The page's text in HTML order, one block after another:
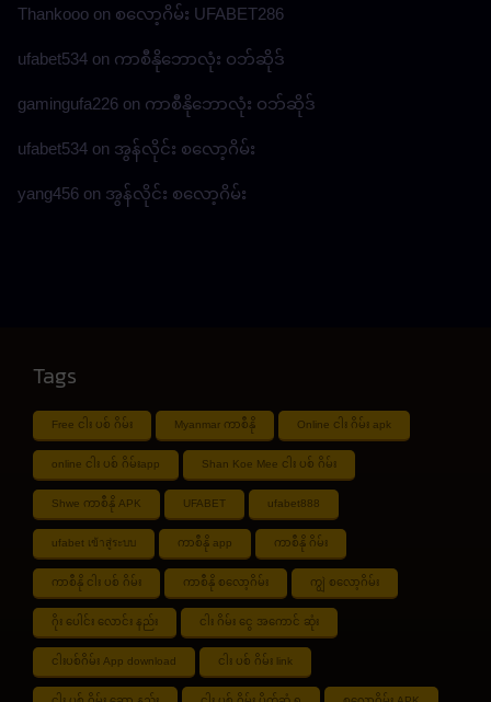
Thankooo on စလော့ဂိမ်း UFABET286
ufabet534 on ကာစီနိုဘောလုံး ဝဘ်ဆိုဒ်
gamingufa226 on ကာစီနိုဘောလုံး ဝဘ်ဆိုဒ်
ufabet534 on အွန်လိုင်း စလော့ဂိမ်း
yang456 on အွန်လိုင်း စလော့ဂိမ်း
Tags
Free ငါး ပစ် ဂိမ်း Myanmar ကာစီနို Online ငါး ဂိမ်း apk
online ငါး ပစ် ဂိမ်းapp Shan Koe Mee ငါး ပစ် ဂိမ်း
Shwe ကာစီနို APK UFABET ufabet888
ufabet เข้าสู่ระบบ ကာစီနို app ကာစီနို ဂိမ်း
ကာစီနို ငါး ပစ် ဂိမ်း ကာစီနို စလော့ဂိမ်း ကျွဲ စလော့ဂိမ်း
ဂိုး ပေါင်း လောင်း နည်း ငါး ဂိမ်း ငွေ အကောင် ဆုံး
ငါးပစ်ဂိမ်း App download ငါး ပစ် ဂိမ်း link